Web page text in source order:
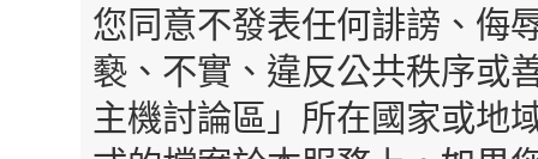
您同意不發表任何誹謗、侮
褻、不實、違反公共秩序或
主機討論區」所在國家或地